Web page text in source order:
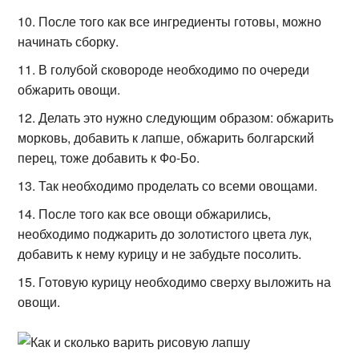
После того как все ингредиенты готовы, можно
начинать сборку.
В голубой сковороде необходимо по очереди
обжарить овощи.
Делать это нужно следующим образом: обжарить
морковь, добавить к лапше, обжарить болгарский
перец, тоже добавить к Фо-Бо.
Так необходимо проделать со всеми овощами.
После того как все овощи обжарились,
необходимо поджарить до золотистого цвета лук,
добавить к нему курицу и не забудьте посолить.
Готовую курицу необходимо сверху выложить на
овощи.